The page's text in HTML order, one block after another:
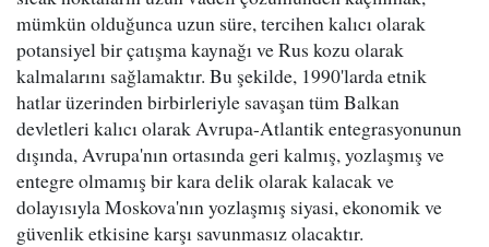
mümkün olduğunca uzun süre, tercihen kalıcı olarak
potansiyel bir çatışma kaynağı ve Rus kozu olarak
kalmalarını sağlamaktır. Bu şekilde, 1990'larda etnik
hatlar üzerinden birbirleriyle savaşan tüm Balkan
devletleri kalıcı olarak Avrupa-Atlantik entegrasyonunun
dışında, Avrupa'nın ortasında geri kalmış, yozlaşmış ve
entegre olmamış bir kara delik olarak kalacak ve
dolayısıyla Moskova'nın yozlaşmış siyasi, ekonomik ve
güvenlik etkisine karşı savunmasız olacaktır.